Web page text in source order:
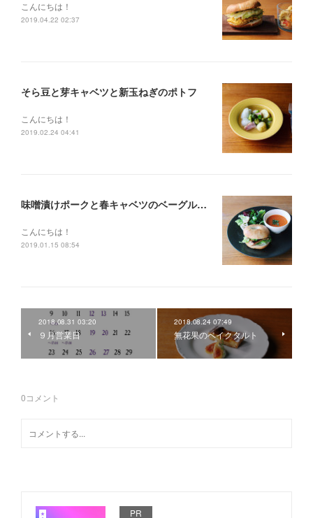
こんにちは！
2019.04.22 02:37
そら豆と芽キャベツと新玉ねぎのポトフ
こんにちは！
2019.02.24 04:41
味噌漬けポークと春キャベツのベーグルサンド
こんにちは！
2019.01.15 08:54
2018.08.31 03:20
９月営業日
2018.08.24 07:49
無花果のベイクタルト
0コメント
PR